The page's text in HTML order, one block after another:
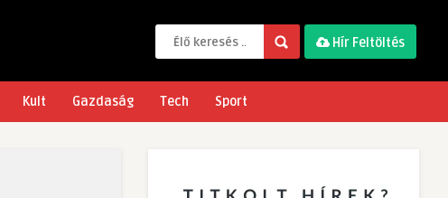
Hír Feltöltés
Kult Gazdaság Tech Sport